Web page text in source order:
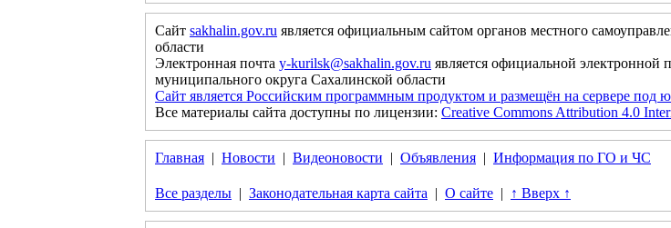
Сайт sakhalin.gov.ru является официальным сайтом органов местного
области
Электронная почта y-kurilsk@sakhalin.gov.ru является официальной
муниципального округа Сахалинской области
Сайт является Российским программным продуктом и размещён на сервере под
Все материалы сайта доступны по лицензии: Creative Commons Attribution 4.0
Главная | Новости | Видеоновости | Объявления | Информация по ГО и ЧС
Все разделы | Законодательная карта сайта | О сайте | ↑ Вверх ↑